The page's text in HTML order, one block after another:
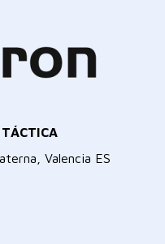
TÁCTICA
Valencia ES